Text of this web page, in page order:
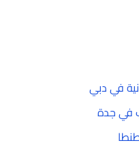
في دبي
في جدة